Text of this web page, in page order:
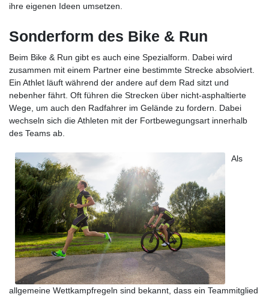
ihre eigenen Ideen umsetzen.
Sonderform des Bike & Run
Beim Bike & Run gibt es auch eine Spezialform. Dabei wird
zusammen mit einem Partner eine bestimmte Strecke absolviert.
Ein Athlet läuft während der andere auf dem Rad sitzt und
nebenher fährt. Oft führen die Strecken über nicht-asphaltierte
Wege, um auch den Radfahrer im Gelände zu fordern. Dabei
wechseln sich die Athleten mit der Fortbewegungsart innerhalb
des Teams ab.
Als
allgemeine Wettkampfregeln sind bekannt, dass ein Teammitglied